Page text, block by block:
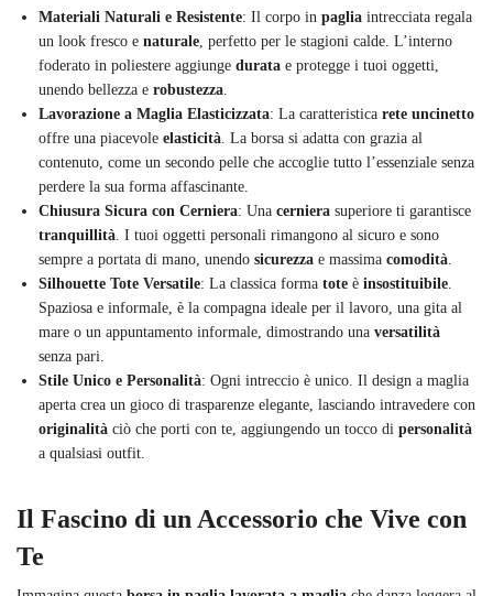
Materiali Naturali e Resistente: Il corpo in paglia intrecciata regala
un look fresco e naturale , perfetto per le stagioni calde. L’interno
foderato in poliestere aggiunge durata e protegge i tuoi oggetti,
unendo bellezza e robustezza
Lavorazione a Maglia Elasticizzata: La caratteristica rete uncinetto
offre una piacevole elasticità . La borsa si adatta con grazia al
contenuto, come un secondo pelle che accoglie tutto l’essenziale senza
perdere la sua forma affascinante.
Chiusura Sicura con Cerniera: Una cerniera superiore ti garantisce
tranquillità . I tuoi oggetti personali rimangono al sicuro e sono
sempre a portata di mano, unendo sicurezza e massima comodità
Silhouette Tote Versatile: La classica forma tote è insostituibile
Spaziosa e informale, è la compagna ideale per il lavoro, una gita al
mare o un appuntamento informale, dimostrando una versatilità
senza pari.
Stile Unico e Personalità: Ogni intreccio è unico. Il design a maglia
aperta crea un gioco di trasparenze elegante, lasciando intravedere con
originalità ciò che porti con te, aggiungendo un tocco di personalità
a qualsiasi outfit.
Il Fascino di un Accessorio che Vive con
Te